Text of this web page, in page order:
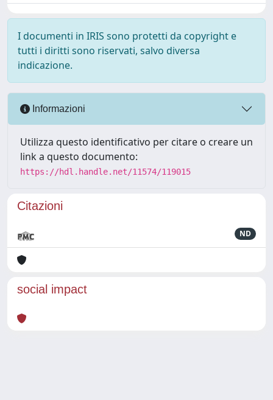
I documenti in IRIS sono protetti da copyright e
tutti i diritti sono riservati, salvo diversa
indicazione.
Informazioni
Utilizza questo identificativo per citare o creare un
link a questo documento:
https://hdl.handle.net/11574/119015
Citazioni
ND
social impact